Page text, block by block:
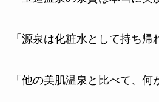
「源泉は化粧水として持ち帰
「他の美肌温泉と比べて、何